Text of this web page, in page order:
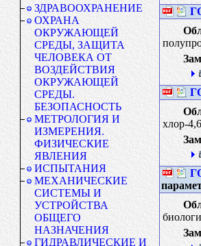
ЗДРАВООХРАНЕНИЕ
ОХРАНА
ОКРУЖАЮЩЕЙ
СРЕДЫ, ЗАЩИТА
ЧЕЛОВЕКА ОТ
ВОЗДЕЙСТВИЯ
ОКРУЖАЮЩЕЙ
СРЕДЫ.
БЕЗОПАСНОСТЬ
МЕТРОЛОГИЯ И
ИЗМЕРЕНИЯ.
ФИЗИЧЕСКИЕ
ЯВЛЕНИЯ
ИСПЫТАНИЯ
МЕХАНИЧЕСКИЕ
СИСТЕМЫ И
УСТРОЙСТВА
ОБЩЕГО
НАЗНАЧЕНИЯ
ГИДРАВЛИЧЕСКИЕ И
хлор-